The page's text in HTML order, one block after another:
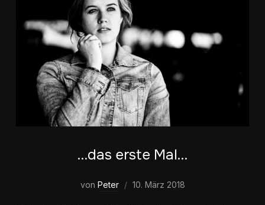
…das erste Mal…
von Peter 10. März 2018